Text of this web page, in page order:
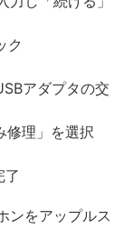
ク
アダプタの交
修理」を選択
了
ンをアップルス